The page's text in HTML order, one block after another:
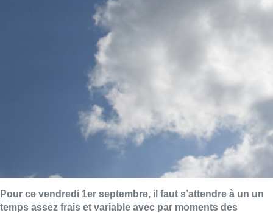
Pour ce vendredi 1er septembre, il faut s’attendre à un un
temps assez frais et variable avec par moments des